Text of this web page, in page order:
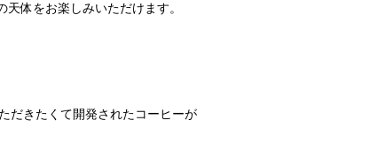
体をお楽しみいただけます。
だきたくて開発されたコーヒーが